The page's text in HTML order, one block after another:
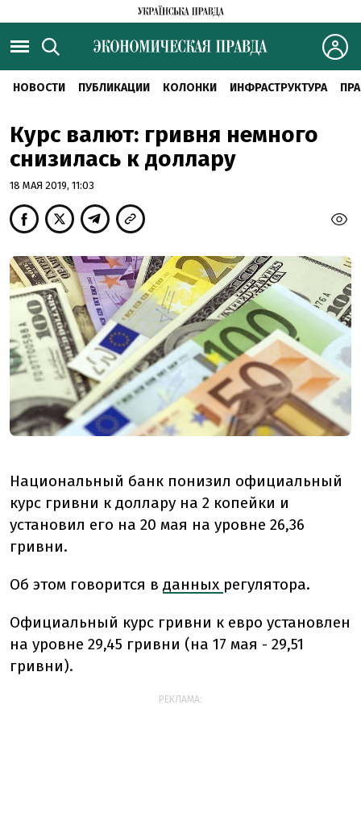
НОВОСТИ ПУБЛИКАЦИИ КОЛОНКИ ИНФРАСТРУКТУРА
Курс валют: гривня немного
снизилась к доллару
18 МАЯ 2019, 11:03
Национальный банк понизил официальный
курс гривни к доллару на 2 копейки и
установил его на 20 мая на уровне 26,36
гривни.
Об этом говорится в данных регулятора.
Официальный курс гривни к евро установлен
на уровне 29,45 гривни (на 17 мая - 29,51
гривни).
РЕКЛАМА: